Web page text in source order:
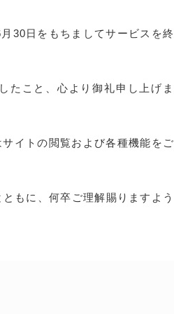
30日をもちましてサービスを終
たこと、心より御礼申し上げま
イトの閲覧および各種機能をご
もに、何卒ご理解賜りますよう